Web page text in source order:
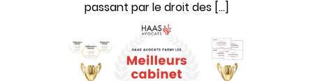
passant par le droit des […]